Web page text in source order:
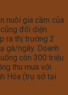
nuôi gia cầm của
đối diện
ra thị trường 2
gà/ngày. Doanh
còn 300 triệu
thu mua với
Hóa (trụ sở tại